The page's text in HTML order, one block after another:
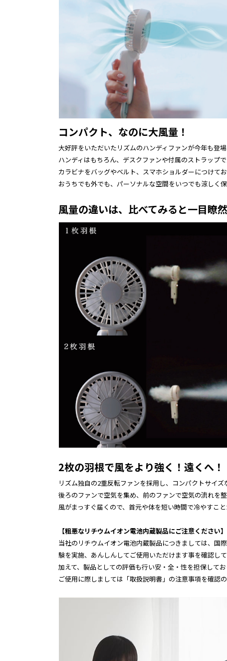
コンパクト、なのに大風量！
大好評をいただいたリズムのハンディファンが今年も登場
ハンディはもちろん、デスクファンや付属のストラップ
カラビナをバッグやベルト、スマホショルダーにつけてお
おうちでも外でも、パーソナルな空間をいつでも涼しく保
風量の違いは、比べてみると一目瞭然
2枚の羽根で風をより強く！遠くへ！
リズム独自の2重反転ファンを採用し、コンパクトサイズ
後ろのファンで空気を集め、前のファンで空気の流れを整
風がまっすぐ届くので、首元や体を短い時間で冷やすこと
【粗悪なリチウムイオン電池内蔵製品にご注意ください】
当社のリチウムイオン電池内蔵製品につきましては、国
験を実施、あんしんしてご使用いただけます事を確認して
加えて、製品としての評価も行い安・全・性を担保してお
ご使用に際しましては「取扱説明書」の注意事項を確認